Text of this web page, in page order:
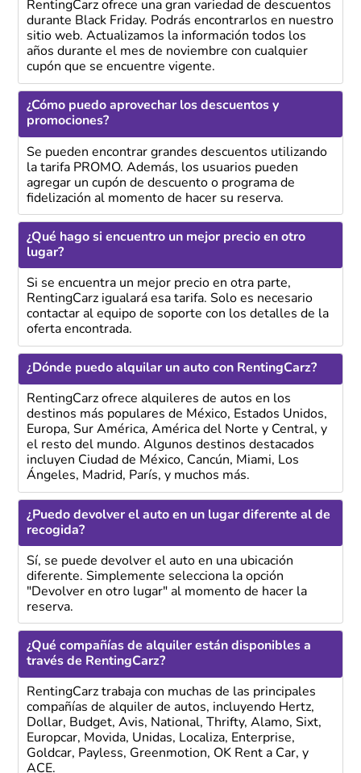
RentingCarz ofrece una gran variedad de descuentos
durante Black Friday. Podrás encontrarlos en nuestro
sitio web. Actualizamos la información todos los
años durante el mes de noviembre con cualquier
cupón que se encuentre vigente.
¿Cómo puedo aprovechar los descuentos y
promociones?
Se pueden encontrar grandes descuentos utilizando
la tarifa PROMO. Además, los usuarios pueden
agregar un cupón de descuento o programa de
fidelización al momento de hacer su reserva.
¿Qué hago si encuentro un mejor precio en otro
lugar?
Si se encuentra un mejor precio en otra parte,
RentingCarz igualará esa tarifa. Solo es necesario
contactar al equipo de soporte con los detalles de la
oferta encontrada.
¿Dónde puedo alquilar un auto con RentingCarz?
RentingCarz ofrece alquileres de autos en los
destinos más populares de México, Estados Unidos,
Europa, Sur América, América del Norte y Central, y
el resto del mundo. Algunos destinos destacados
incluyen Ciudad de México, Cancún, Miami, Los
Ángeles, Madrid, París, y muchos más.
¿Puedo devolver el auto en un lugar diferente al de
recogida?
Sí, se puede devolver el auto en una ubicación
diferente. Simplemente selecciona la opción
"Devolver en otro lugar" al momento de hacer la
reserva.
¿Qué compañías de alquiler están disponibles a
través de RentingCarz?
RentingCarz trabaja con muchas de las principales
compañías de alquiler de autos, incluyendo Hertz,
Dollar, Budget, Avis, National, Thrifty, Alamo, Sixt,
Europcar, Movida, Unidas, Localiza, Enterprise,
Goldcar, Payless, Greenmotion, OK Rent a Car, y
ACE.